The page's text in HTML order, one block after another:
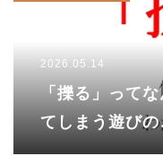
2026.05.14
「擽る」って
てしまう遊び